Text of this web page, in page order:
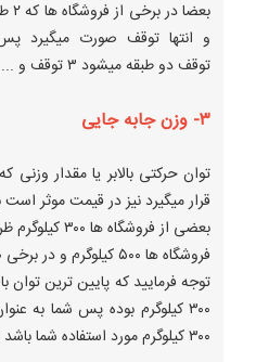
و انتها توقف صورت میگیرد
توقف دو طبقه میشود ۳ توقف و ... .
۳- وزن جابه جایی
توان حرکتی بالابر یا مقدار وزنی
قرار میگیرد نیز در قیمت موثر
بعضی از
فروشگاه ها ۵۰۰ کیلوگرم و در برخی ۷۰۰ کیلوگرم و بالاتر
توجه فرمایید که پایین ترین توان
۳۰۰ کیلوگرم مورد استفاده شما باشد فرقی ندارد.